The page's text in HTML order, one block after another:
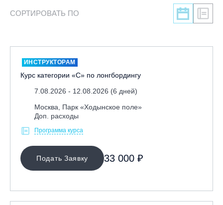
ЛЕКТОР
МЕСТО ПРОВЕДЕНИЯ
СОРТИРОВАТЬ ПО
ИНСТРУКТОРАМ
Курс категории «С» по лонгбордингу
7.08.2026 - 12.08.2026 (6 дней)
Москва, Парк «Ходынское поле»
Доп. расходы
Программа курса
Подать Заявку 33 000 ₽